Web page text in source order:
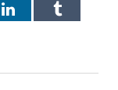
LinkedInTumblr